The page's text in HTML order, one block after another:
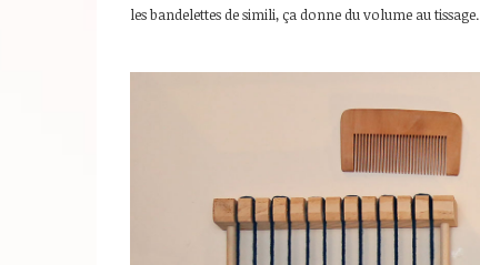
les bandelettes de simili, ça donne du volume au tissage.